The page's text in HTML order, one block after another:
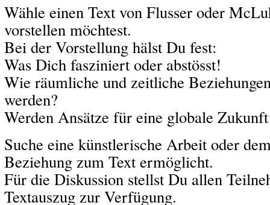
Wähle einen Text von Flusser oder
vorstellen möchtest.
Bei der Vorstellung hälst Du fest:
Was Dich fasziniert oder abstösst!
Wie räumliche und zeitliche
werden?
Werden Ansätze für eine globale
Suche eine künstlerische Arbeit oder
Beziehung zum Text ermöglicht.
Für die Diskussion stellst Du allen
Textauszug zur Verfügung.